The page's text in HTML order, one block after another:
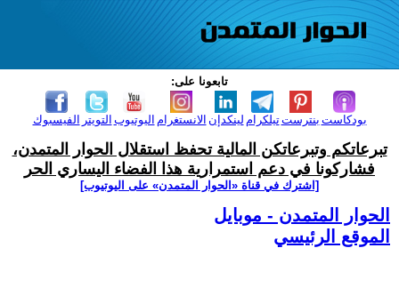
تابعونا على:
الفيسبوك التويتر اليوتيوب الانستغرام لينكدإن تيلكرامبنترست بودكاست
تبرعاتكم وتبرعاتكن المالية تحفظ استقلال الحوار المتمدن،
فشاركونا في دعم استمرارية هذا الفضاء اليساري الحر
[اشترك في قناة ‫«الحوار المتمدن» على اليوتيوب]
الحوار المتمدن - موبايل
الموقع الرئيسي